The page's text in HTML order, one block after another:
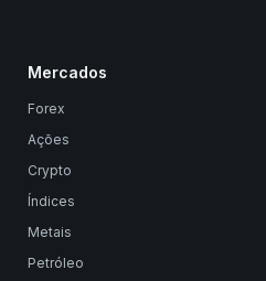
Mercados
Forex
Ações
Crypto
Índices
Metais
Petróleo